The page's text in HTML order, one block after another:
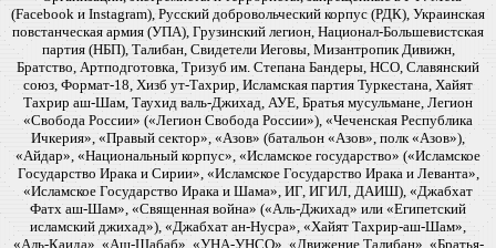
(Facebook и Instagram), Русский добровольческий корпус (РДК), Украинская
повстанческая армия (УПА), Грузинский легион, Национал-Большевистская
партия (НБП), Талибан, Свидетели Иеговы, Мизантропик Дивижн,
Братство, Артподготовка, Тризуб им. Степана Бандеры, НСО, Славянский
союз, Формат-18, Хизб ут-Тахрир, Исламская партия Туркестана, Хайят
Тахрир аш-Шам, Таухид валь-Джихад, АУЕ, Братья мусульмане, Легион
«Свобода России» («Легион Свобода России»), «Чеченская Республика
Ичкерия», «Правый сектор», «Азов» (батальон «Азов», полк «Азов»),
«Айдар», «Национальный корпус», «Исламское государство» («Исламское
Государство Ирака и Сирии», «Исламское Государство Ирака и Леванта»,
«Исламское Государство Ирака и Шама», ИГ, ИГИЛ, ДАИШ), «Джабхат
Фатх аш-Шам», «Священная война» («Аль-Джихад» или «Египетский
исламский джихад»), «Джабхат ан-Нусра», «Хайят Тахрир-аш-Шам»,
«Аль-Каида», «Аш-Шабаб», «УНА-УНСО», «Движение Талибан», «Братья-